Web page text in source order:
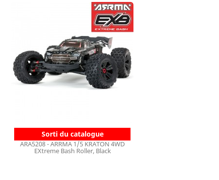
Sorti du catalogue
ARA5208 - ARRMA 1/5 KRATON 4WD
EXtreme Bash Roller, Black